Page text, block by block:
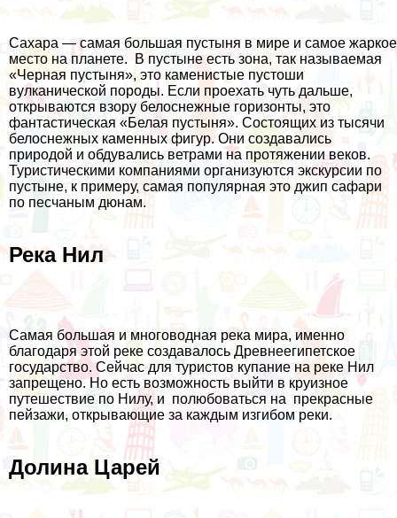
Сахара — самая большая пустыня в мире и самое жаркое
место на планете. В пустыне есть зона, так называемая
«Черная пустыня», это каменистые пустоши
вулканической породы. Если проехать чуть дальше,
открываются взору белоснежные горизонты, это
фантастическая «Белая пустыня». Состоящих из тысячи
белоснежных каменных фигур. Они создавались
природой и обдувались ветрами на протяжении веков.
Туристическими компаниями организуются экскурсии по
пустыне, к примеру, самая популярная это джип сафари
по песчаным дюнам.
Река Нил
Самая большая и многоводная река мира, именно
благодаря этой реке создавалось Древнеегипетское
государство. Сейчас для туристов купание на реке Нил
запрещено. Но есть возможность выйти в круизное
путешествие по Нилу, и полюбоваться на прекрасные
пейзажи, открывающие за каждым изгибом реки.
Долина Царей